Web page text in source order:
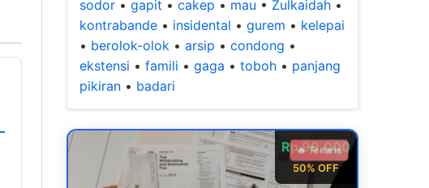
sodor • gapit • cakep • mau • Zulkaidah •
kontrabande • insidental • gurem • kelepai
• berolok-olok • arsip • condong •
ekstensi • famili • gaga • toboh • panjang
pikiran • badari
Rp 99.000
50% OFF
🔥 Terlaris